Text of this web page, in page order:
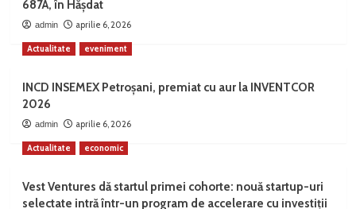
687A, în Hășdat
admin aprilie 6, 2026
Actualitate eveniment
INCD INSEMEX Petroșani, premiat cu aur la INVENTCOR
2026
admin aprilie 6, 2026
Actualitate economic
Vest Ventures dă startul primei cohorte: nouă startup-uri
selectate intră într-un program de accelerare cu investiții